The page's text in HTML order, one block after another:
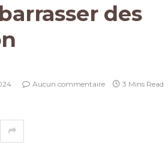
des
Aucun commentaire 3 Mins Read